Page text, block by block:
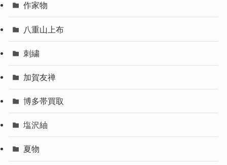
作家物
八重山上布
刺繍
加賀友禅
博多帯買取
塩沢紬
夏物